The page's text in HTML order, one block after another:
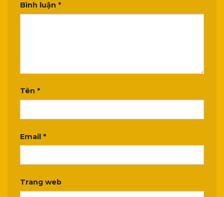
Bình luận *
Tên *
Email *
Trang web